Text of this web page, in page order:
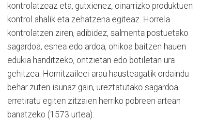
kontrolatzeaz eta, gutxienez, oinarrizko produktuen
kontrol ahalik eta zehatzena egiteaz. Horrela
kontrolatzen ziren, adibidez, salmenta postuetako
sagardoa, esnea edo ardoa, ohikoa baitzen hauen
edukia handitzeko, ontzietan edo botiletan ura
gehitzea. Hornitzaileei arau hausteagatik ordaindu
behar zuten isunaz gain, ureztatutako sagardoa
erretiratu egiten zitzaien herriko pobreen artean
banatzeko (1573 urtea).